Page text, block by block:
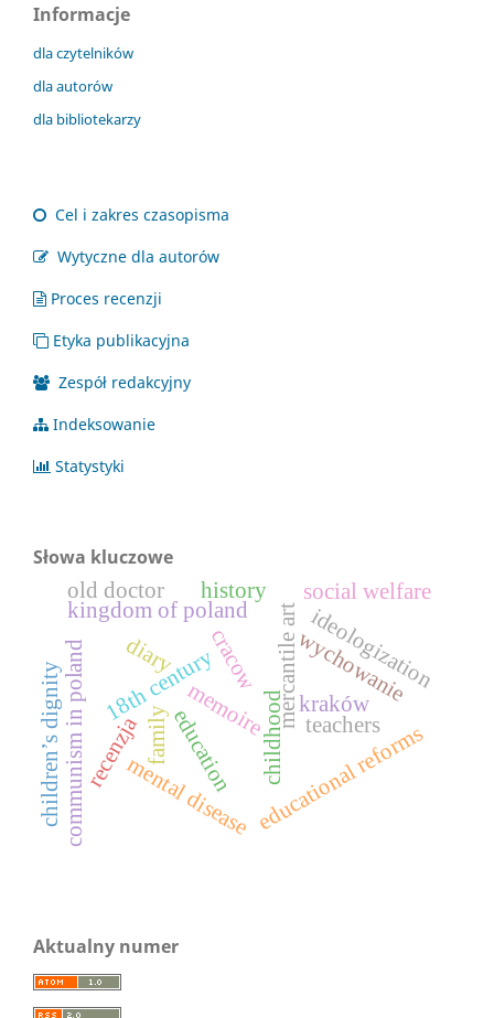
Informacje
dla czytelników
dla autorów
dla bibliotekarzy
Cel i zakres czasopisma
Wytyczne dla autorów
Proces recenzji
Etyka publikacyjna
Zespół redakcyjny
Indeksowanie
Statystyki
Słowa kluczowe
mercantile art
cracow
childhood
education
family
mental disease
18th century
educational reforms
kingdom of poland
kraków
recenzja
wychowanie
teachers
ideologization
communism in poland diary
memoire
history social welfare
old doctor
children’s dignity
Aktualny numer